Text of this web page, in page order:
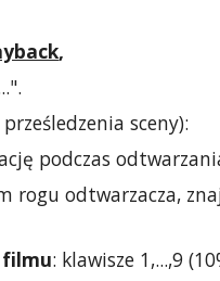
,
sceny):
podczas
odtwarzacza,
filmu: klawisze 1,...,9